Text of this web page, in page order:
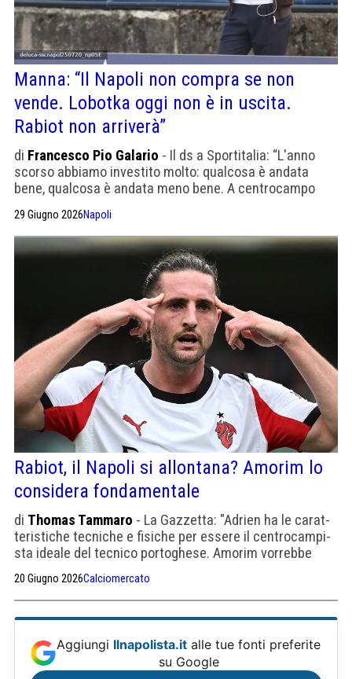
Manna: “Il Napoli non compra se non
vende. Lobotka oggi non è in uscita.
Rabiot non arriverà”
di Francesco Pio Galario - Il ds a Sportitalia: “L'anno
scorso abbiamo investito molto: qualcosa è andata
bene, qualcosa è andata meno bene. A centrocampo
29 Giugno 2026Napoli
Rabiot, il Napoli si allontana? Amorim lo
considera fondamentale
di Thomas Tammaro - La Gazzetta: "Adrien ha le carat­
te­ri­sti­che tec­ni­che e fisi­che per essere il cen­tro­cam­pi­
sta ideale del tec­nico por­to­ghese. Amo­rim vor­rebbe
20 Giugno 2026Calciomercato
Aggiungi Ilnapolista.it alle tue fonti preferite
su Google